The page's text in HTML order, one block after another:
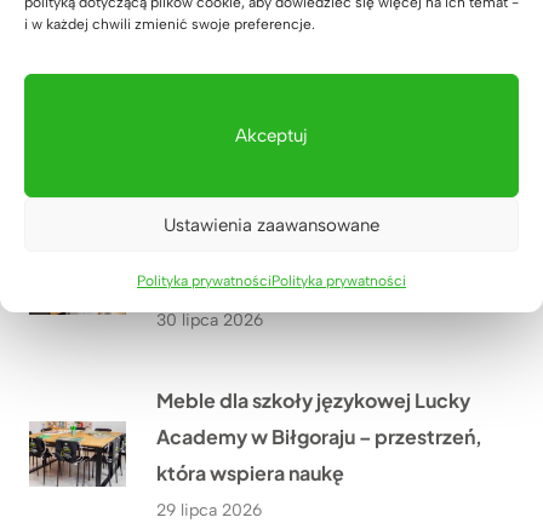
i w każdej chwili zmienić swoje preferencje.
Akceptuj
Ustawienia zaawansowane
Polityka prywatnościPolityka prywatności
01 sierpnia 2026
adwokackiej z Krakowa
zamówienie
30 lipca 2026
Meble dla szkoły językowej Lucky
Academy w Biłgoraju – przestrzeń,
która wspiera naukę
29 lipca 2026